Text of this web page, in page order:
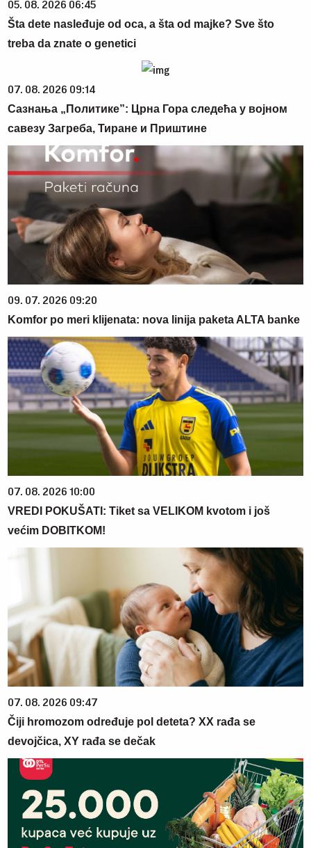
05. 08. 2026 06:45
Šta dete nasleđuje od oca, a šta od majke? Sve što
treba da znate o genetici
07. 08. 2026 09:14
Сазнања „Политике”: Црна Гора следећа у војном
савезу Загреба, Тиране и Приштине
09. 07. 2026 09:20
Komfor po meri klijenata: nova linija paketa ALTA banke
07. 08. 2026 10:00
VREDI POKUŠATI: Tiket sa VELIKOM kvotom i još
većim DOBITKOM!
07. 08. 2026 09:47
Čiji hromozom određuje pol deteta? XX rađa se
devojčica, XY rađa se dečak